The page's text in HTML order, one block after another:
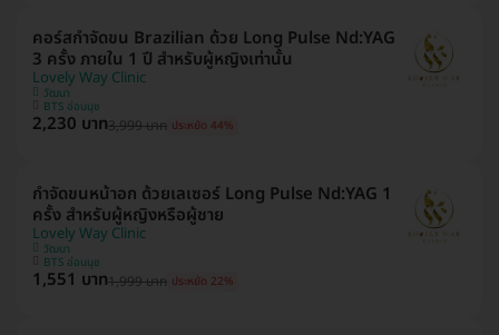
คอร์สกำจัดขน Brazilian ด้วย Long Pulse Nd:YAG
3 ครั้ง ภายใน 1 ปี สำหรับผู้หญิงเท่านั้น
Lovely Way Clinic
วัฒนา
BTS อ่อนนุช
2,230 บาท3,999 บาท ประหยัด 44%
กำจัดขนหน้าอก ด้วยเลเซอร์ Long Pulse Nd:YAG 1
ครั้ง สำหรับผู้หญิงหรือผู้ชาย
Lovely Way Clinic
วัฒนา
BTS อ่อนนุช
1,551 บาท1,999 บาท ประหยัด 22%